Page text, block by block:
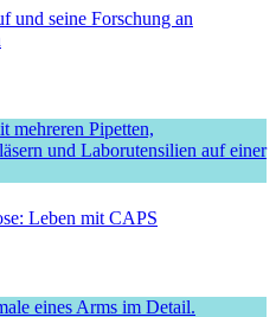
und seine Forschung an
Leben mit CAPS